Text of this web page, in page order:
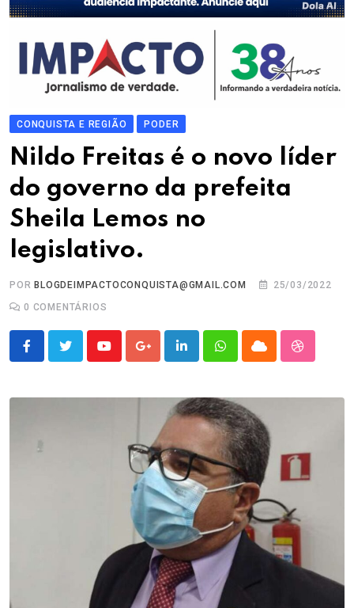
CONQUISTA E REGIÃO PODER
Nildo Freitas é o novo líder
do governo da prefeita
Sheila Lemos no
legislativo.
POR BLOGDEIMPACTOCONQUISTA@GMAIL.COM
25/03/2022
0 COMENTÁRIOS
YoutubeGoogle+LinkedInWhatsappCloud